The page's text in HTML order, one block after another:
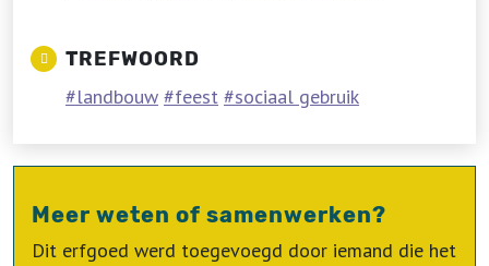
TREFWOORD
landbouw feest sociaal gebruik
Meer weten of samenwerken?
Dit erfgoed werd toegevoegd door iemand die het